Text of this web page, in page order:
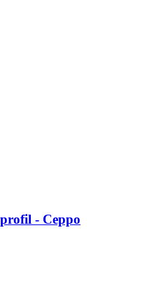
- Ceppo